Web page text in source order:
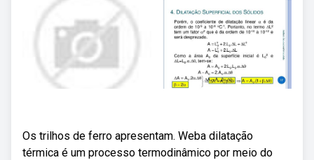
Os trilhos de ferro apresentam. Weba dilatação
térmica é um processo termodinâmico por meio do